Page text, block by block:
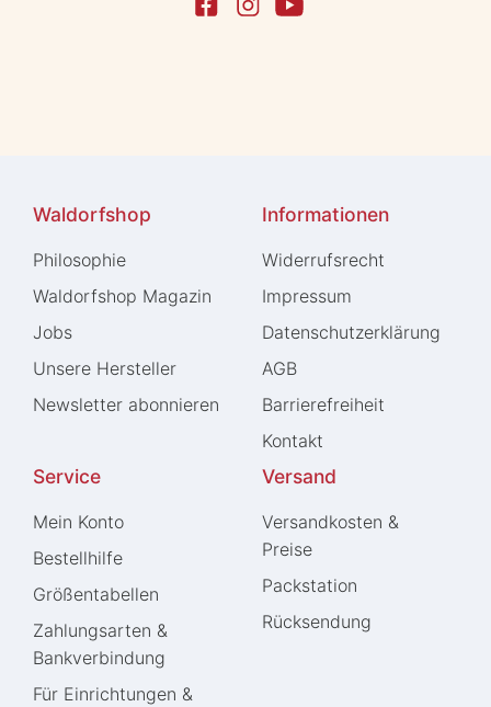
Waldorfshop
Philosophie
Waldorfshop Magazin
Jobs
Unsere Hersteller
Newsletter abonnieren
Informationen
Widerrufs­recht
Impressum
Daten­schutz­erklärung
AGB
Barrierefreiheit
Kontakt
Service
Mein Konto
Bestellhilfe
Größentabellen
Zahlungsarten &
Bankverbindung
Für Einrichtungen &
Versand
Versandkosten &
Preise
Packstation
Rücksendung